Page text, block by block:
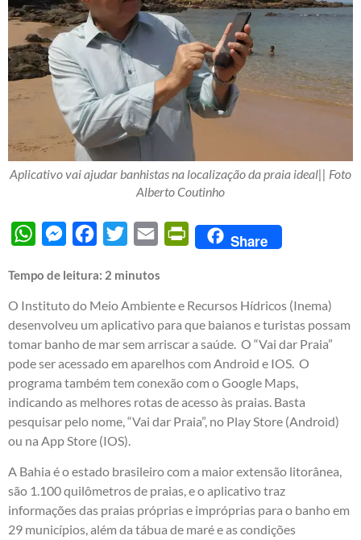
Aplicativo vai ajudar banhistas na localização da praia ideal|| Foto
Alberto Coutinho
WhatsAppMessengerFacebook
Twitter Email PrintFriendly
Share
Tempo de leitura: 2 minutos
O Instituto do Meio Ambiente e Recursos Hídricos (Inema)
desenvolveu um aplicativo para que baianos e turistas possam
tomar banho de mar sem arriscar a saúde. O “Vai dar Praia”
pode ser acessado em aparelhos com Android e IOS. O
programa também tem conexão com o Google Maps,
indicando as melhores rotas de acesso às praias. Basta
pesquisar pelo nome, “Vai dar Praia”, no Play Store (Android)
ou na App Store (IOS).
A Bahia é o estado brasileiro com a maior extensão litorânea,
são 1.100 quilômetros de praias, e o aplicativo traz
informações das praias próprias e impróprias para o banho em
29 municípios, além da tábua de maré e as condições